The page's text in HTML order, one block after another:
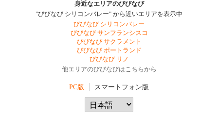
身近なエリアのびびなび
"びびなび シリコンバレー" から近いエリアを表示中
びびなび シリコンバレー
びびなび サンフランシスコ
びびなび サクラメント
びびなび ポートランド
びびなび リノ
他エリアのびびなびはこちらから
PC版 スマートフォン版